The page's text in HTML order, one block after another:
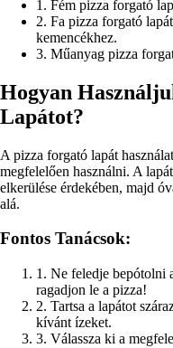
1. Fém pizza forgató
2. Fa pizza forgató
kemencékhez.
3. Műanyag pizza
Hogyan
Lapátot?
A pizza forgató lapát
megfelelően használni. A
elkerülése érdekében, majd
alá.
Fontos Tanácsok:
1. Ne feledje bepótolni
ragadjon le a pizza!
2. Tartsa a lapátot
kívánt ízeket.
3. Válassza ki a